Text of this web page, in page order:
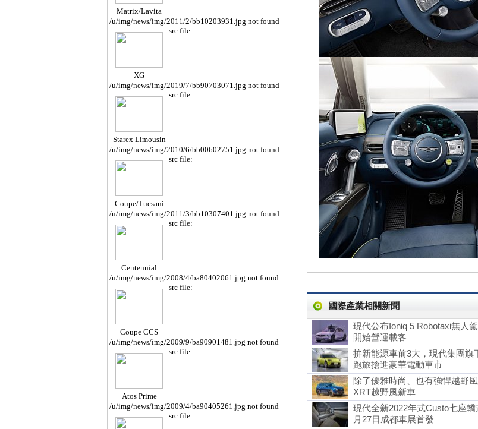
Matrix/Lavita
/u/img/news/img/2011/2/bb10203931.jpg not found
XG
src file:
/u/img/news/img/2019/7/bb90703071.jpg not found
Starex Limousin
e
src file:
/u/img/news/img/2010/6/bb00602751.jpg not found
Coupe/Tucsani
src file:
/u/img/news/img/2011/3/bb10307401.jpg not found
Centennial
src file:
/u/img/news/img/2008/4/ba80402061.jpg not found
Coupe CCS
src file:
/u/img/news/img/2009/9/ba90901481.jpg not found
Atos Prime
src file:
/u/img/news/img/2009/4/ba90405261.jpg not found
src file:
國際產業相關新聞
現代公布Ioniq 5 Robotaxi無人
開始營運載客
拚新能源車前3大，現代集團
跑旅搶進豪華電動車市
除了優雅時尚、也有強悍越野
XRT越野風新車
現代全新2022年式Custo七座
月27日成都車展首發